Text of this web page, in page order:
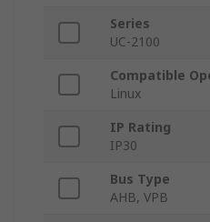
Series
UC-2100
Compatible
Linux
IP Rating
IP30
Bus Type
AHB, VPB